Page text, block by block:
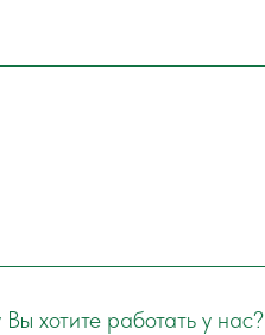
хотите работать у нас?